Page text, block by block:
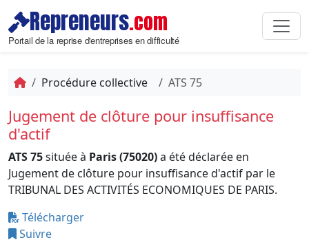
Repreneurs.com
Portail de la reprise d'entreprises en difficulté
Procédure collective ATS 75
Jugement de clôture pour insuffisance
d'actif
ATS 75située à Paris (75020)a été déclarée en
Jugement de clôture pour insuffisance d'actif par le
TRIBUNAL DES ACTIVITÉS ECONOMIQUES DE PARIS.
Télécharger
Suivre